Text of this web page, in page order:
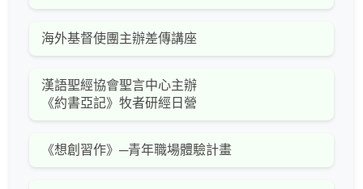
海外基督使團主辦差傳講座
漢語聖經協會聖言中心主辦
《約書亞記》牧者研經日營
《想創習作》─青年職場體驗計畫